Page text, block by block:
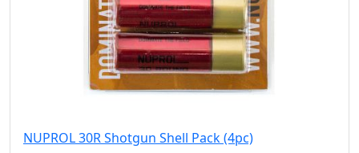
NUPROL 30R Shotgun Shell Pack (4pc)